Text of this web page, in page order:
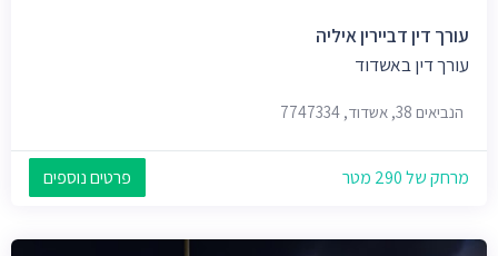
עורך דין דביירין איליה
עורך דין באשדוד
הנביאים 38, אשדוד, 7747334
מרחק של 290 מטר פרטים נוספים